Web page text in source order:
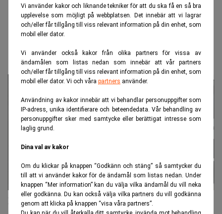
Vi använder kakor och liknande tekniker för att du ska få en så bra
upplevelse som möjligt på webbplatsen. Det innebär att vi lagrar
och/eller får tillgång till viss relevant information på din enhet, som
mobil eller dator.
Vi använder också kakor från olika partners för vissa av
ändamålen som listas nedan som innebär att vår partners
och/eller får tillgång till viss relevant information på din enhet, som
mobil eller dator. Vi och våra partners använder.
Användning av kakor innebär att vi behandlar personuppgifter som
IP-adress, unika identifierare och beteendedata. Vår behandling av
personuppgifter sker med samtycke eller berättigat intresse som
laglig grund.
Dina val av kakor
Om du klickar på knappen “Godkänn och stäng” så samtycker du
till att vi använder kakor för de ändamål som listas nedan. Under
knappen “Mer information” kan du välja vilka ändamål du vill neka
eller godkänna. Du kan också välja vilka partners du vill godkänna
genom att klicka på knappen “visa våra partners”.
Har Riksbankens tillgångsköp varit effektivt? I